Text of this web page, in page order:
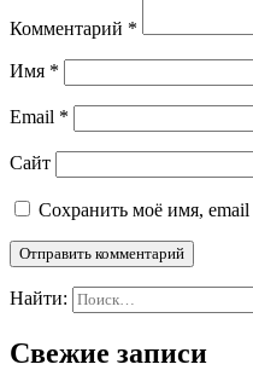
Комментарий *
Имя *
Email *
Сайт
Сохранить моё имя,
Найти:
Свежие записи